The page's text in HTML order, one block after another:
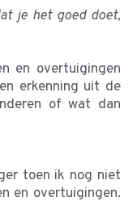
je het goed doet,
en overtuigingen
erkenning uit de
of wat dan
toen ik nog niet
en overtuigingen.